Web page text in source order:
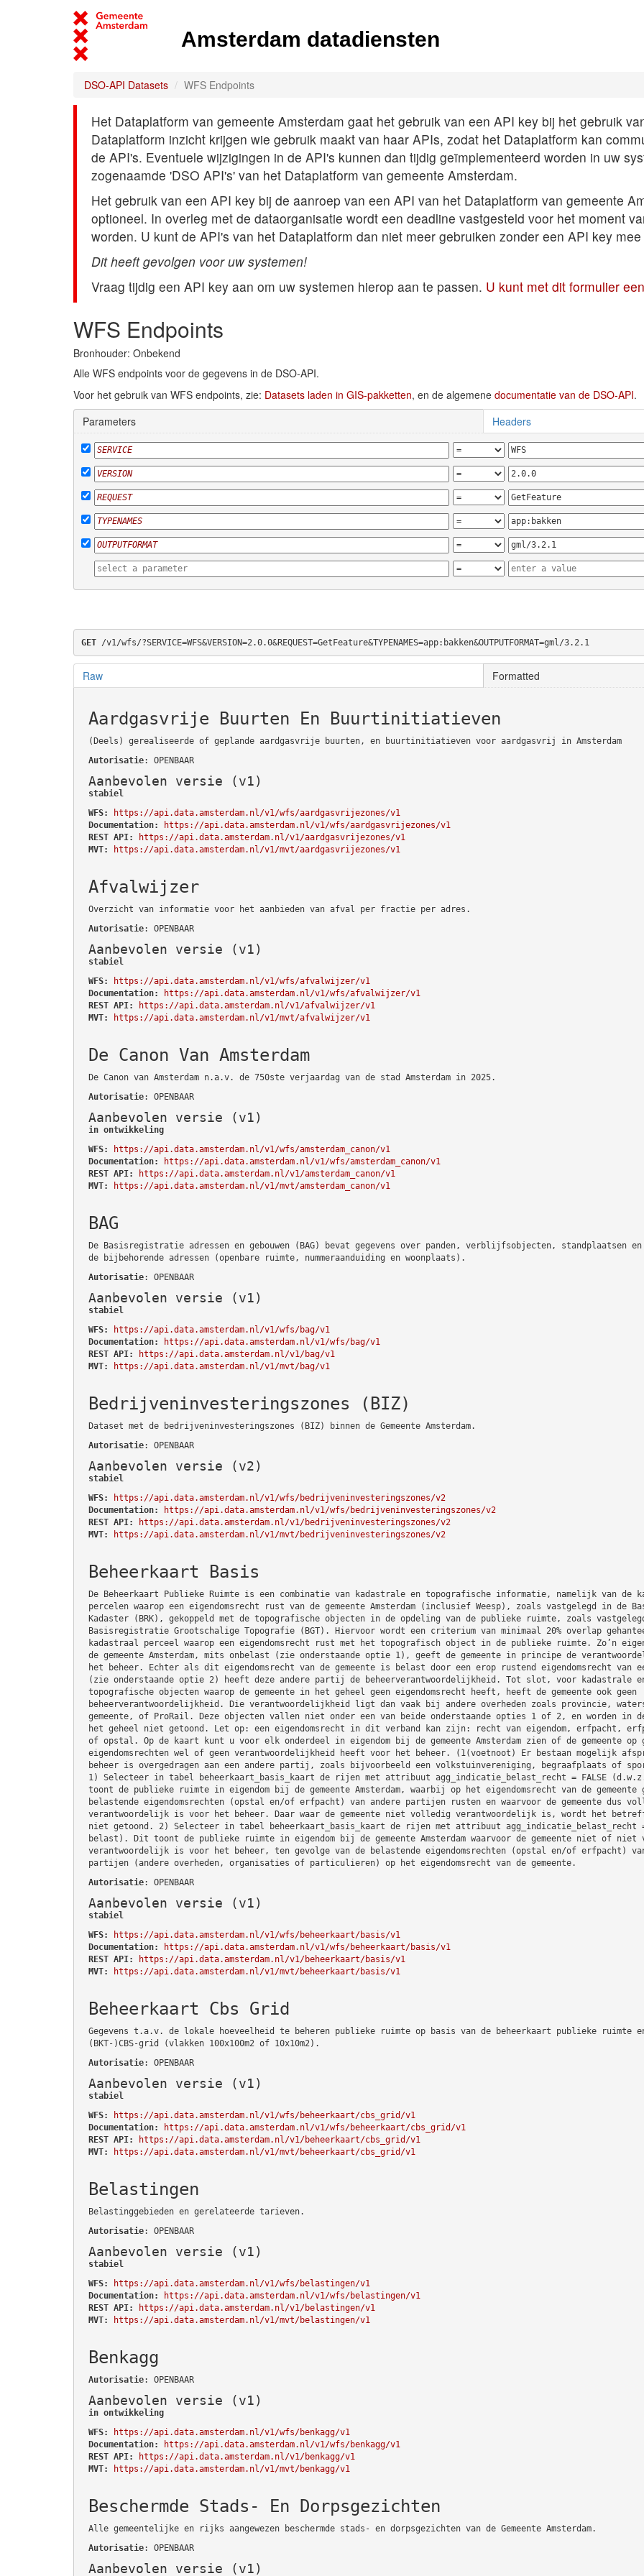
Amsterdam datadiensten
DSO-API Datasets WFS Endpoints
Het Dataplatform van gemeente Amsterdam gaat het gebruik van een API key bij het gebruik
Dataplatform inzicht krijgen wie gebruik maakt van haar APIs, zodat het Dataplatform kan
de API's. Eventuele wijzigingen in de API's kunnen dan tijdig geïmplementeerd worden in uw
zogenaamde 'DSO API's' van het Dataplatform van gemeente Amsterdam.
Het gebruik van een API key bij de aanroep van een API van het Dataplatform van gemeente
optioneel. In overleg met de dataorganisatie wordt een deadline vastgesteld voor het moment
worden. U kunt de API's van het Dataplatform dan niet meer gebruiken zonder een API key
Dit heeft gevolgen voor uw systemen!
Vraag tijdig een API key aan om uw systemen hierop aan te passen. U kunt met dit formulier
WFS Endpoints
Bronhouder: Onbekend
Alle WFS endpoints voor de gegevens in de DSO-API.
Voor het gebruik van WFS endpoints, zie: Datasets laden in GIS-pakketten, en de algemene documentatie van de DSO-API.
Parameters
Headers
GET /v1/wfs/?SERVICE=WFS&VERSION=2.0.0&REQUEST=GetFeature&TYPENAMES=app:bakken&OUTPUTFORMAT=gml/3.2.1
Raw Formatted
Aardgasvrije Buurten En Buurtinitiatieven
(Deels) gerealiseerde of geplande aardgasvrije buurten, en buurtinitiatieven voor aardgasvrij in Amsterdam
Autorisatie: OPENBAAR
Aanbevolen versie (v1)
stabiel
WFS:
https://api.data.amsterdam.nl/v1/wfs/aardgasvrijezones/v1
Documentation:
https://api.data.amsterdam.nl/v1/wfs/aardgasvrijezones/v1
REST API:
https://api.data.amsterdam.nl/v1/aardgasvrijezones/v1
MVT:
https://api.data.amsterdam.nl/v1/mvt/aardgasvrijezones/v1
Afvalwijzer
Overzicht van informatie voor het aanbieden van afval per fractie per adres.
Autorisatie: OPENBAAR
Aanbevolen versie (v1)
stabiel
WFS:
https://api.data.amsterdam.nl/v1/wfs/afvalwijzer/v1
Documentation:
https://api.data.amsterdam.nl/v1/wfs/afvalwijzer/v1
REST API:
https://api.data.amsterdam.nl/v1/afvalwijzer/v1
MVT:
https://api.data.amsterdam.nl/v1/mvt/afvalwijzer/v1
De Canon Van Amsterdam
De Canon van Amsterdam n.a.v. de 750ste verjaardag van de stad Amsterdam in 2025.
Autorisatie: OPENBAAR
Aanbevolen versie (v1)
in ontwikkeling
WFS:
https://api.data.amsterdam.nl/v1/wfs/amsterdam_canon/v1
Documentation:
https://api.data.amsterdam.nl/v1/wfs/amsterdam_canon/v1
REST API:
https://api.data.amsterdam.nl/v1/amsterdam_canon/v1
MVT:
https://api.data.amsterdam.nl/v1/mvt/amsterdam_canon/v1
BAG
De Basisregistratie adressen en gebouwen (BAG) bevat gegevens over panden, verblijfsobjecten, standplaatsen
de bijbehorende adressen (openbare ruimte, nummeraanduiding en woonplaats).
Autorisatie: OPENBAAR
Aanbevolen versie (v1)
stabiel
WFS:
https://api.data.amsterdam.nl/v1/wfs/bag/v1
Documentation:
https://api.data.amsterdam.nl/v1/wfs/bag/v1
REST API:
https://api.data.amsterdam.nl/v1/bag/v1
MVT:
https://api.data.amsterdam.nl/v1/mvt/bag/v1
Bedrijveninvesteringszones (BIZ)
Dataset met de bedrijveninvesteringszones (BIZ) binnen de Gemeente Amsterdam.
Autorisatie: OPENBAAR
Aanbevolen versie (v2)
stabiel
WFS:
https://api.data.amsterdam.nl/v1/wfs/bedrijveninvesteringszones/v2
Documentation:
https://api.data.amsterdam.nl/v1/wfs/bedrijveninvesteringszones/v2
REST API:
https://api.data.amsterdam.nl/v1/bedrijveninvesteringszones/v2
MVT:
https://api.data.amsterdam.nl/v1/mvt/bedrijveninvesteringszones/v2
Beheerkaart Basis
De Beheerkaart Publieke Ruimte is een combinatie van kadastrale en topografische informatie, namelijk van de
percelen waarop een eigendomsrecht rust van de gemeente Amsterdam (inclusief Weesp), zoals vastgelegd in de
Kadaster (BRK), gekoppeld met de topografische objecten in de opdeling van de publieke ruimte, zoals
Basisregistratie Grootschalige Topografie (BGT). Hiervoor wordt een criterium van minimaal 20% overlap
kadastraal perceel waarop een eigendomsrecht rust met het topografisch object in de publieke ruimte. Zo’n
de gemeente Amsterdam, mits onbelast (zie onderstaande optie 1), geeft de gemeente in principe de
het beheer. Echter als dit eigendomsrecht van de gemeente is belast door een erop rustend eigendomsrecht van
(zie onderstaande optie 2) heeft deze andere partij de beheerverantwoordelijkheid. Tot slot, voor kadastrale en
topografische objecten waarop de gemeente in het geheel geen eigendomsrecht heeft, heeft de gemeente ook geen
beheerverantwoordelijkheid. Die verantwoordelijkheid ligt dan vaak bij andere overheden zoals provincie,
gemeente, of ProRail. Deze objecten vallen niet onder een van beide onderstaande opties 1 of 2, en worden in
het geheel niet getoond. Let op: een eigendomsrecht in dit verband kan zijn: recht van eigendom, erfpacht,
of opstal. Op de kaart kunt u voor elk onderdeel in eigendom bij de gemeente Amsterdam zien of de gemeente op
eigendomsrechten wel of geen verantwoordelijkheid heeft voor het beheer. (1(voetnoot) Er bestaan mogelijk
beheer is overgedragen aan een andere partij, zoals bijvoorbeeld een volkstuinvereniging, begraafplaats of
1) Selecteer in tabel beheerkaart_basis_kaart de rijen met attribuut agg_indicatie_belast_recht = FALSE
toont de publieke ruimte in eigendom bij de gemeente Amsterdam, waarbij op het eigendomsrecht van de gemeente
belastende eigendomsrechten (opstal en/of erfpacht) van andere partijen rusten en waarvoor de gemeente dus
verantwoordelijk is voor het beheer. Daar waar de gemeente niet volledig verantwoordelijk is, wordt het
niet getoond. 2) Selecteer in tabel beheerkaart_basis_kaart de rijen met attribuut agg_indicatie_belast_recht =
belast). Dit toont de publieke ruimte in eigendom bij de gemeente Amsterdam waarvoor de gemeente niet of niet
verantwoordelijk is voor het beheer, ten gevolge van de belastende eigendomsrechten (opstal en/of erfpacht)
partijen (andere overheden, organisaties of particulieren) op het eigendomsrecht van de gemeente.
Autorisatie: OPENBAAR
Aanbevolen versie (v1)
stabiel
WFS:
https://api.data.amsterdam.nl/v1/wfs/beheerkaart/basis/v1
Documentation:
https://api.data.amsterdam.nl/v1/wfs/beheerkaart/basis/v1
REST API:
https://api.data.amsterdam.nl/v1/beheerkaart/basis/v1
MVT:
https://api.data.amsterdam.nl/v1/mvt/beheerkaart/basis/v1
Beheerkaart Cbs Grid
Gegevens t.a.v. de lokale hoeveelheid te beheren publieke ruimte op basis van de beheerkaart publieke ruimte
(BKT-)CBS-grid (vlakken 100x100m2 of 10x10m2).
Autorisatie: OPENBAAR
Aanbevolen versie (v1)
stabiel
WFS:
https://api.data.amsterdam.nl/v1/wfs/beheerkaart/cbs_grid/v1
Documentation:
https://api.data.amsterdam.nl/v1/wfs/beheerkaart/cbs_grid/v1
REST API:
https://api.data.amsterdam.nl/v1/beheerkaart/cbs_grid/v1
MVT:
https://api.data.amsterdam.nl/v1/mvt/beheerkaart/cbs_grid/v1
Belastingen
Belastinggebieden en gerelateerde tarieven.
Autorisatie: OPENBAAR
Aanbevolen versie (v1)
stabiel
WFS:
https://api.data.amsterdam.nl/v1/wfs/belastingen/v1
Documentation:
https://api.data.amsterdam.nl/v1/wfs/belastingen/v1
REST API:
https://api.data.amsterdam.nl/v1/belastingen/v1
MVT:
https://api.data.amsterdam.nl/v1/mvt/belastingen/v1
Benkagg
Autorisatie: OPENBAAR
Aanbevolen versie (v1)
in ontwikkeling
WFS:
https://api.data.amsterdam.nl/v1/wfs/benkagg/v1
Documentation:
https://api.data.amsterdam.nl/v1/wfs/benkagg/v1
REST API:
https://api.data.amsterdam.nl/v1/benkagg/v1
MVT:
https://api.data.amsterdam.nl/v1/mvt/benkagg/v1
Beschermde Stads- En Dorpsgezichten
Alle gemeentelijke en rijks aangewezen beschermde stads- en dorpsgezichten van de Gemeente Amsterdam.
Autorisatie: OPENBAAR
Aanbevolen versie (v1)